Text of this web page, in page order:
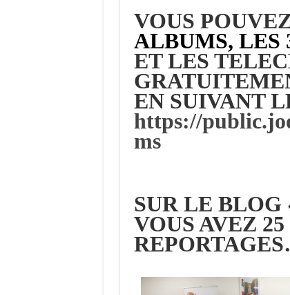
VOUS
ALBUMS, LES
ET LES
EN SUIVANT
https://
ms
SUR LE BLOG
VOUS AVEZ